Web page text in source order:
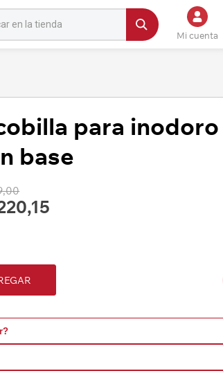
Mi cuenta
para inodoro
base